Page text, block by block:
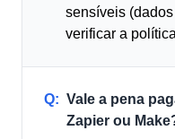
sensíveis
verificar a
Q: Vale a pena
Zapier ou